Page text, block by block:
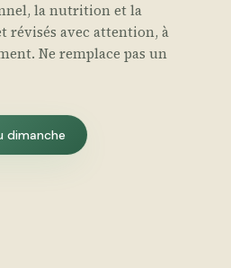
la nutrition et la
avec attention, à
Ne remplace pas un
dimanche